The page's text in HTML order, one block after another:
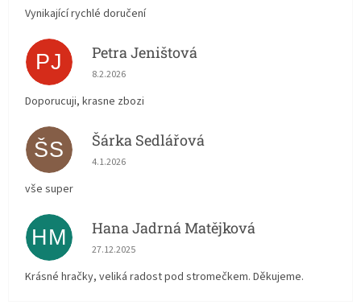
Vynikající rychlé doručení
PJ Petra Jeništová
Hodnocení obchodu je 5 z 5 hvězdiček.
8.2.2026
Doporucuji, krasne zbozi
ŠS Šárka Sedlářová
Hodnocení obchodu je 5 z 5 hvězdiček.
4.1.2026
vše super
HM Hana Jadrná Matějková
Hodnocení obchodu je 5 z 5 hvězdiček.
27.12.2025
Krásné hračky, veliká radost pod stromečkem. Děkujeme.